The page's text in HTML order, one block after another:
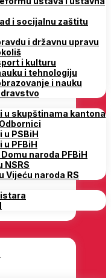
i socijalnu zaštitu
i državnu upravu
i kulturu
i tehnologiju
i nauku
u skupštinama kantona
PSBiH
PFBiH
naroda PFBiH
NSRS
Vijeću naroda RS